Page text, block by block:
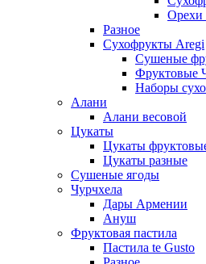
Орехи
Разное
Сухофрукты Aregi
Сушеные
Фруктовые
Наборы
Алани
Алани весовой
Цукаты
Цукаты
Цукаты разные
Сушеные ягоды
Чурчхела
Дары Армении
Ануш
Фруктовая пастила
Пастила te Gusto